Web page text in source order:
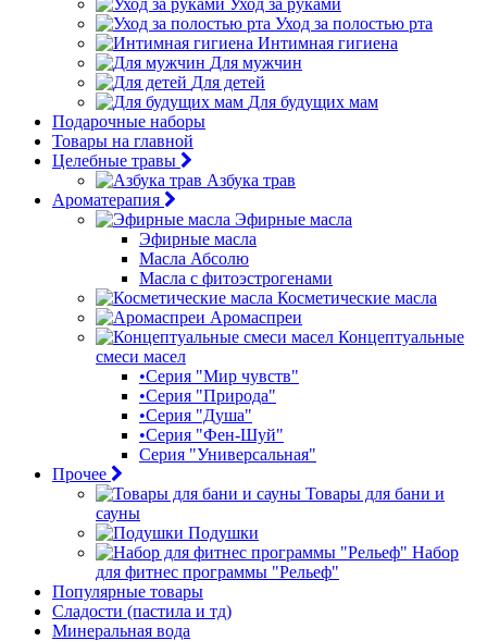
Уход за руками
Уход за полостью рта
Интимная гигиена
Для мужчин
Для детей
Для будущих мам
Подарочные наборы
Товары на главной
Целебные травы
Азбука трав
Ароматерапия
Эфирные масла
Эфирные масла
Масла Абсолю
Масла с фитоэстрогенами
Косметические масла
Аромаспреи
Концептуальные
смеси масел
•Серия "Мир чувств"
•Серия "Природа"
•Серия "Душа"
•Серия "Фен-Шуй"
Серия "Универсальная"
Прочее
Товары для бани и
сауны
Подушки
Набор
для фитнес программы "Рельеф"
Популярные товары
Сладости (пастила и тд)
Минеральная вода